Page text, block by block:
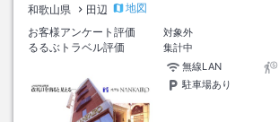
和歌山県 田辺
地図
お客様アンケート評価
対象外
るるぶトラベル評価
集計中
無線LAN
駐車場あり